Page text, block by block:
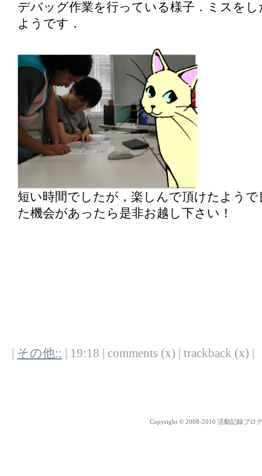
デバッグ作業を行っている様子．ミスを
ようです．
短い時間でしたが，楽しんで頂けたよう
た機会があったら是非お越し下さい！
その他:: | 19:18 | comments (x) | trackback (x) |
Copyright © 2008-2010 活動記録ブロ